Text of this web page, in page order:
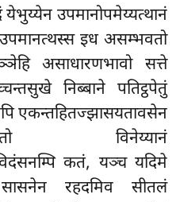
येभुय्येन उपमानोपमेय्यत्थानं
उपमानत्थस्स इध असम्भवतो
असाधारणभावो सत्ते
निब्बाने पतिट्ठपेतुं
एकन्तहितज्झासयतावसेन
विनेय्यानं
कतं, यञ्च यदिमे
रहदमिव सीतलं